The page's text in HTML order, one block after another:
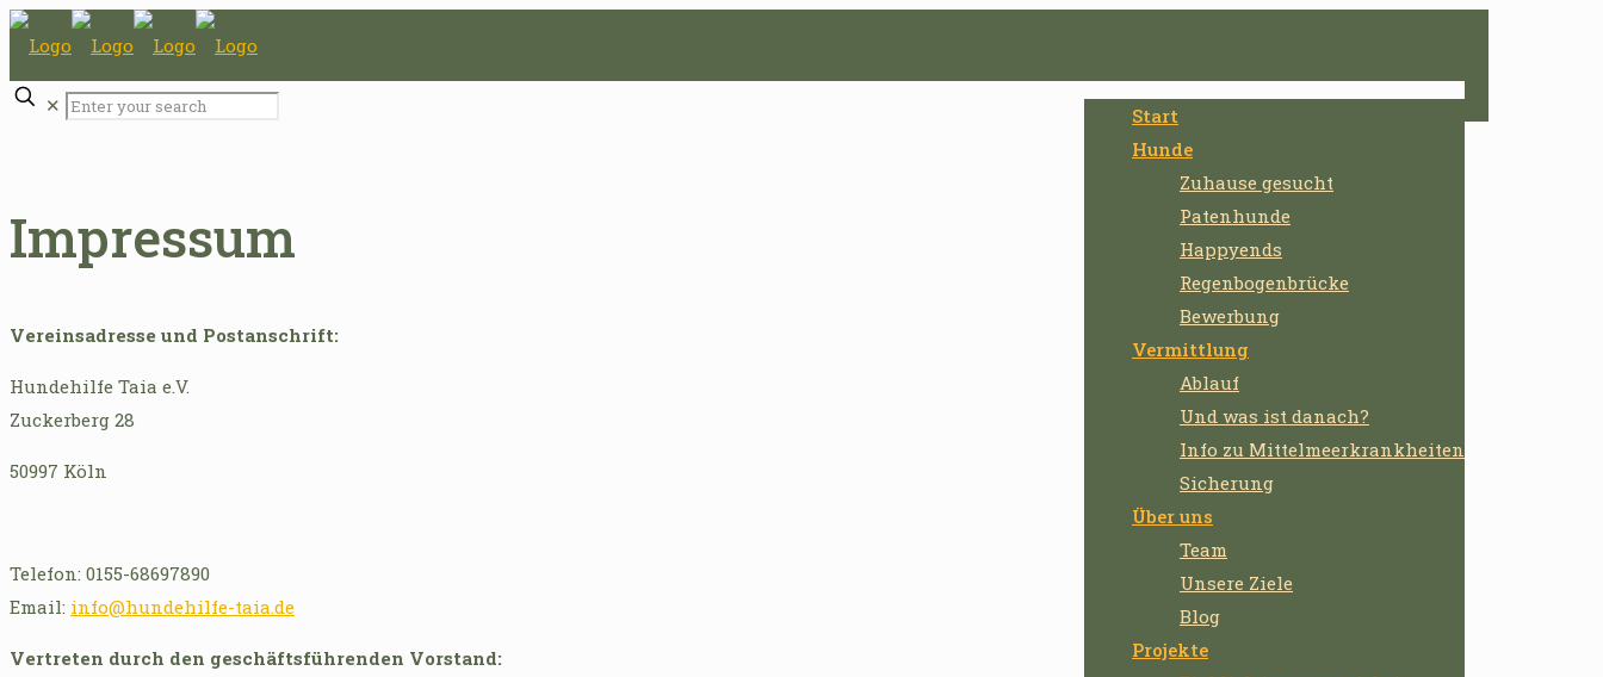
Start
Hunde
Zuhause gesucht
Patenhunde
Happyends
Regenbogenbrücke
Bewerbung
Vermittlung
Ablauf
Und was ist danach?
Info zu Mittelmeerkrankheiten
Sicherung
Über uns
Team
Unsere Ziele
Blog
Projekte
✕
Impressum
Vereinsadresse und Postanschrift:
Hundehilfe Taia e.V.
Zuckerberg 28
50997 Köln
Telefon: 0155-68697890
Email: info@hundehilfe-taia.de
Vertreten durch den geschäftsführenden Vorstand: